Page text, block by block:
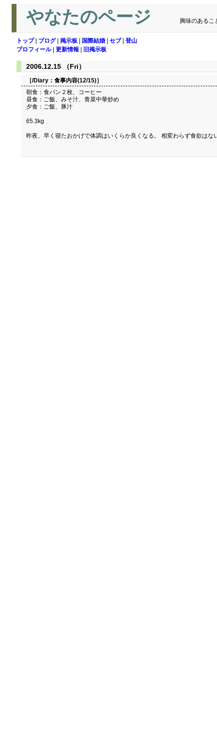
やなたのページ 興味のあるこ
トップ| ブログ| 掲示板 国際結婚 セブ| 登山
プロフィール| 更新情報 旧掲示板
2006.12.15 （Fri）
［/Diary： 食事内容(12/15)］
朝食：食パン２枚、コーヒー
昼食：ご飯、みそ汁、青菜中華炒め
夕食：ご飯、豚汁
65.3kg
昨夜、早く寝たおかげで体調はいくらか良くなる。 相変わらず食欲はな